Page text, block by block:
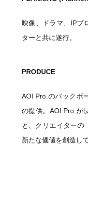
映像、ドラマ、IPプ
ターと共に遂行。
PRODUCE
AOI Pro.のバックボ
の提供。AOI Pro.が
と、クリエイターの
新たな価値を創造し